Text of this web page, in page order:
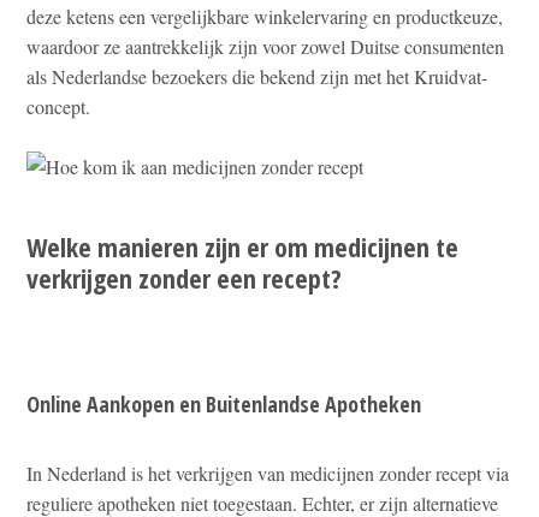
deze ketens een vergelijkbare winkelervaring en productkeuze,
waardoor ze aantrekkelijk zijn voor zowel Duitse consumenten
als Nederlandse bezoekers die bekend zijn met het Kruidvat-
concept.
Welke manieren zijn er om medicijnen te
verkrijgen zonder een recept?
Online Aankopen en Buitenlandse Apotheken
In Nederland is het verkrijgen van medicijnen zonder recept via
reguliere apotheken niet toegestaan. Echter, er zijn alternatieve